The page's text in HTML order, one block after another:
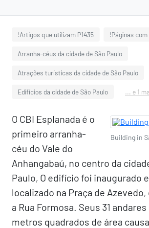
!Artigos que utilizam P1435 !Páginas
Arranha-céus da cidade de São Paulo
Atrações turísticas da cidade de São Paulo
Edifícios da cidade de São Paulo ... e 1
Building in
O CBI Esplanada é o
primeiro arranha-
céu do Vale do
Anhangabaú, no centro da
Paulo, O edifício foi inaugurado
localizado na Praça de
a Rua Formosa. Seus 31
metros quadrados de área